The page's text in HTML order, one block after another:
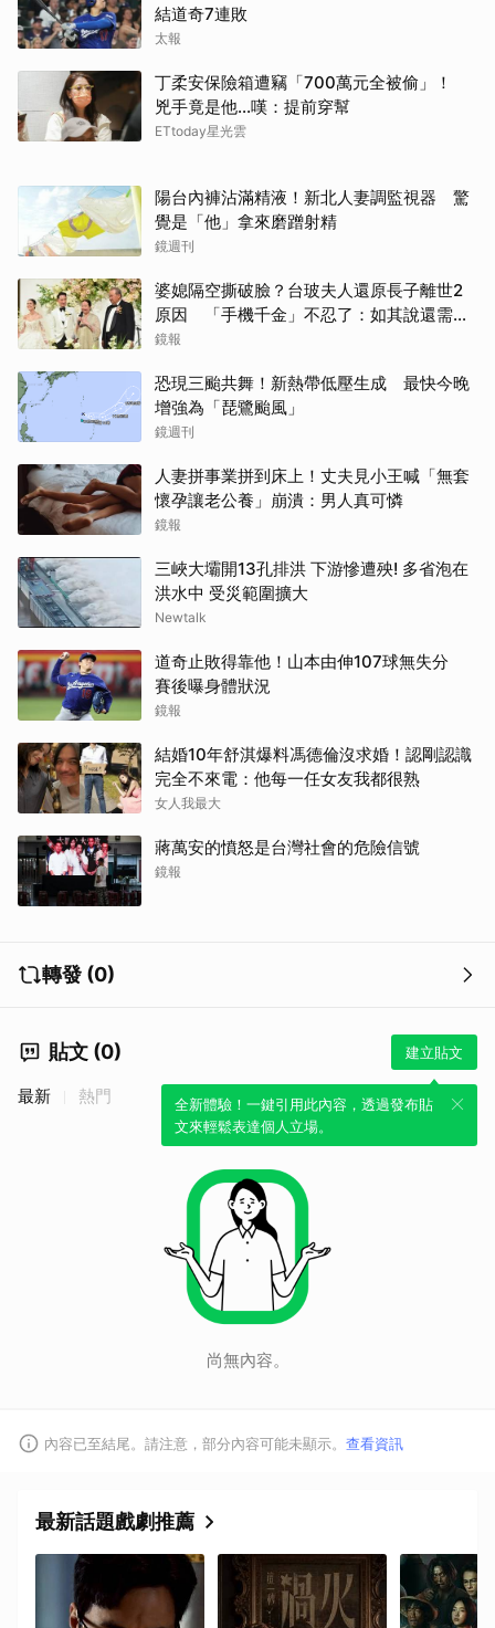
結道奇7連敗
太報
丁柔安保險箱遭竊「700萬元全被偷」！
兇手竟是他...嘆：提前穿幫
ETtoday星光雲
陽台內褲沾滿精液！新北人妻調監視器 驚
覺是「他」拿來磨蹭射精
鏡週刊
婆媳隔空撕破臉？台玻夫人還原長子離世2
原因 「手機千金」不忍了：如其說還需要
離開嗎？
鏡報
恐現三颱共舞！新熱帶低壓生成 最快今晚
增強為「琵鷺颱風」
鏡週刊
人妻拼事業拼到床上！丈夫見小王喊「無套
懷孕讓老公養」崩潰：男人真可憐
鏡報
三峽大壩開13孔排洪 下游慘遭殃! 多省泡在
洪水中 受災範圍擴大
Newtalk
道奇止敗得靠他！山本由伸107球無失分
賽後曝身體狀況
鏡報
結婚10年舒淇爆料馮德倫沒求婚！認剛認識
完全不來電：他每一任女友我都很熟
女人我最大
蔣萬安的憤怒是台灣社會的危險信號
鏡報
轉發 (0)
貼文 (0) 建立貼文
全新體驗！一鍵引用此內容，透過發布貼
文來輕鬆表達個人立場。
最新 熱門
尚無內容。
內容已至結尾。請注意，部分內容可能未顯示。 查看資訊
最新話題戲劇推薦
取消